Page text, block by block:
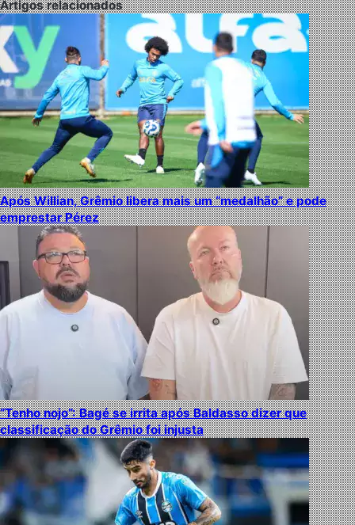
Artigos relacionados
Após Willian, Grêmio libera mais um “medalhão” e pode
emprestar Pérez
“Tenho nojo”: Bagé se irrita após Baldasso dizer que
classificação do Grêmio foi injusta